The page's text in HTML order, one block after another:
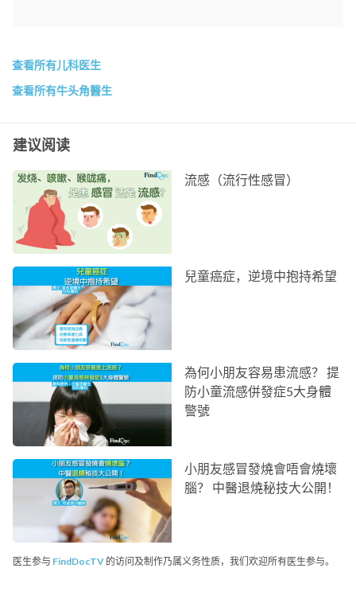
查看所有儿科医生
查看所有牛头角醫生
建议阅读
流感（流行性感冒）
兒童癌症，逆境中抱持希望
為何小朋友容易患流感？ 提
防小童流感併發症5大身體
警號
小朋友感冒發燒會唔會燒壞
腦？ 中醫退燒秘技大公開！
医生参与 FindDocTV 的访问及制作乃属义务性质，我们欢迎所有医生参与。